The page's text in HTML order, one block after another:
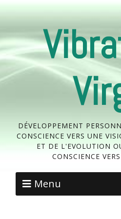
DÉVELOPPEMENT
CONSCIENCE VERS UNE
ET DE L'EVOLUTION
CONSCIENCE
Menu